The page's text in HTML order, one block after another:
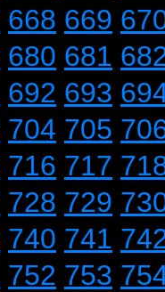
668 669
680 681
692 693
704 705
716 717
728 729
740 741
752 753